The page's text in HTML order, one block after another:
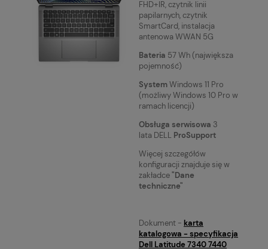
FHD+IR,czytnik linii
papilarnych, czytnik
SmartCard, instalacja
antenowa WWAN 5G
Bateria 57 Wh (największa
pojemność)
SystemWindows 11 Pro
(możliwy Windows 10 Pro w
ramach licencji)
Obsługa serwisowa 3
lata DELL ProSupport
Więcej szczegółów
konfiguracji znajduje się w
zakładce"Dane
techniczne"
Dokument - karta
katalogowa - specyfikacja
Dell Latitude 7340 7440